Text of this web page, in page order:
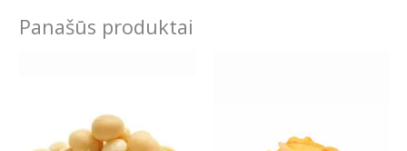
Panašūs produktai
multiple
variants.